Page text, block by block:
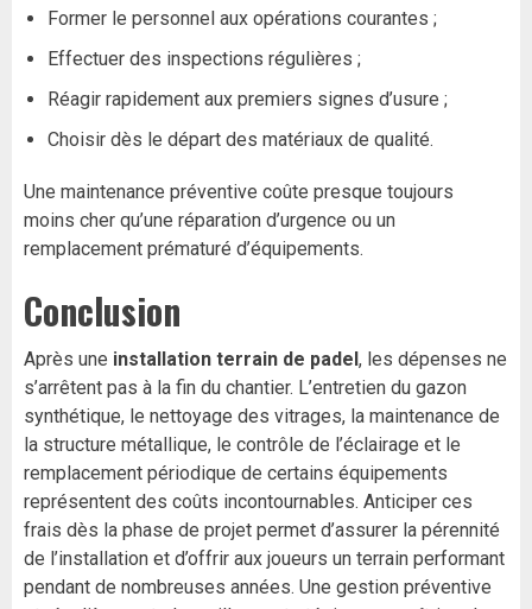
Former le personnel aux opérations courantes ;
Effectuer des inspections régulières ;
Réagir rapidement aux premiers signes d’usure ;
Choisir dès le départ des matériaux de qualité.
Une maintenance préventive coûte presque toujours
moins cher qu’une réparation d’urgence ou un
remplacement prématuré d’équipements.
Conclusion
Après une installation terrain de padel, les dépenses ne
s’arrêtent pas à la fin du chantier. L’entretien du gazon
synthétique, le nettoyage des vitrages, la maintenance de
la structure métallique, le contrôle de l’éclairage et le
remplacement périodique de certains équipements
représentent des coûts incontournables. Anticiper ces
frais dès la phase de projet permet d’assurer la pérennité
de l’installation et d’offrir aux joueurs un terrain performant
pendant de nombreuses années. Une gestion préventive